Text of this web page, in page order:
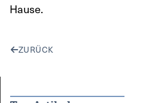
Hause.
ZURÜCK